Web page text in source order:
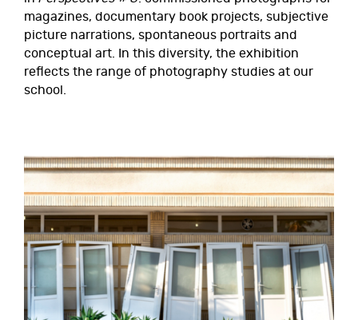
magazines, documentary book projects, subjective
picture narrations, spontaneous portraits and
conceptual art. In this diversity, the exhibition
reflects the range of photography studies at our
school.